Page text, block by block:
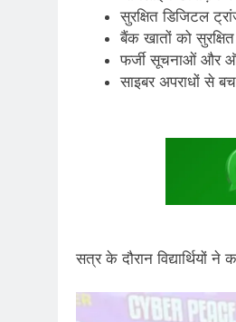
सुरक्षित डिजिटल
बैंक खातों को
फर्जी सूचनाओं और
साइबर अपराधों से
सत्र के दौरान विद्यार्थियों